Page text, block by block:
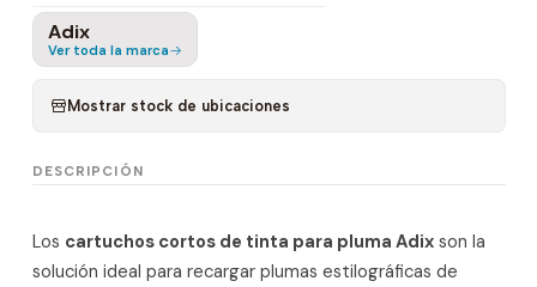
Adix
Ver toda la marca
Mostrar stock de ubicaciones
DESCRIPCIÓN
Los cartuchos cortos de tinta para pluma Adixson la
solución ideal para recargar plumas estilográficas de